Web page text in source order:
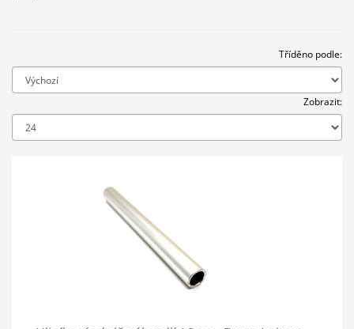
Tříděno podle:
Zobrazit: